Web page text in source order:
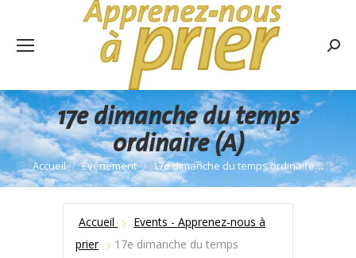
17e dimanche du temps
ordinaire (A)
Vous êtes ici :
Accueil Événement 17e dimanche du temps ordinaire…
Accueil
Events - Apprenez-nous à
prier
17e dimanche du temps